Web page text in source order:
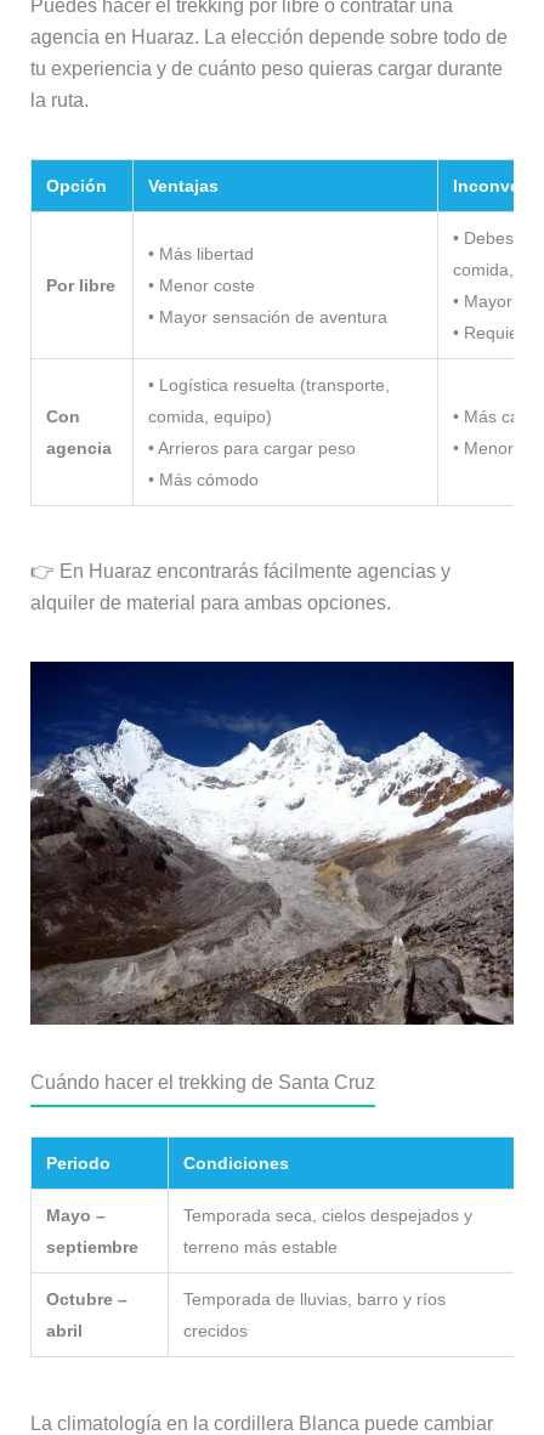
Puedes hacer el trekking por libre o contratar una
agencia en Huaraz. La elección depende sobre todo de
tu experiencia y de cuánto peso quieras cargar durante
la ruta.
Opción Ventajas
Por libre
• Más libertad
• Menor coste
• Mayor sensación de aventura
• Debes
comida,
• Mayor
• Requiere
Con
agencia
• Logística resuelta (transporte,
comida, equipo)
• Arrieros para cargar peso
• Más cómodo
• Más caro
• Menor
👉 En Huaraz encontrarás fácilmente agencias y
alquiler de material para ambas opciones.
Cuándo hacer el trekking de Santa Cruz
Periodo Condiciones
Mayo –
septiembre
Temporada seca, cielos despejados y
terreno más estable
Octubre –
abril
Temporada de lluvias, barro y ríos
crecidos
La climatología en la cordillera Blanca puede cambiar